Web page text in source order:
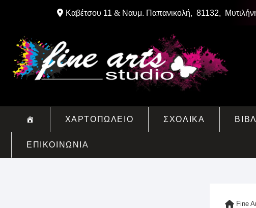
Καβέτσου 11 & Ναυμ. Παπανικολή, 81132,
ΧΑΡΤΟΠΩΛΕΙΟ ΣΧΟΛΙΚΑ
ΕΠΙΚΟΙΝΩΝΙΑ
Fine